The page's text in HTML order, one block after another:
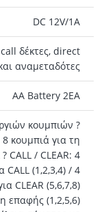
DC 12V/1A
δέκτες, direct
αναμεταδότες
AA Battery 2EA
κουμπιών ?
8 κουμπιά για τη
CALL / CLEAR: 4
CALL (1,2,3,4) / 4
CLEAR (5,6,7,8)
επαφής (1,2,5,6)